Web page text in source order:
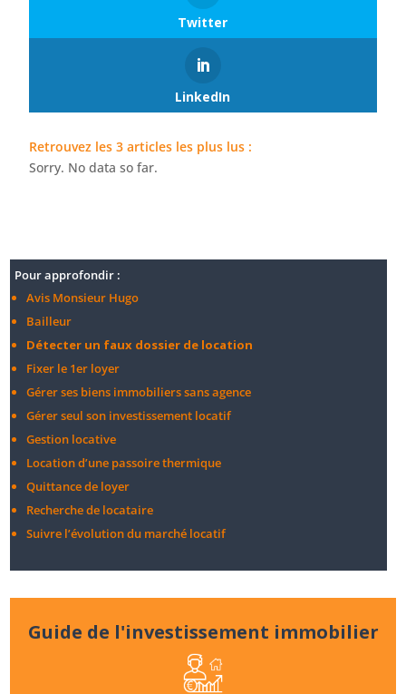
Twitter
LinkedIn
Retrouvez les 3 articles les plus lus :
Sorry. No data so far.
Pour approfondir :
Avis Monsieur Hugo
Bailleur
Détecter un faux dossier de location
Fixer le 1er loyer
Gérer ses biens immobiliers sans agence
Gérer seul son investissement locatif
Gestion locative
Location d’une passoire thermique
Quittance de loyer
Recherche de locataire
Suivre l’évolution du marché locatif
Guide de l'investissement immobilier